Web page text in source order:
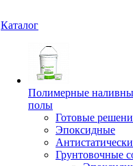
Каталог
Полимерные
полы
Готовые
Эпоксидные
Грунтовочные